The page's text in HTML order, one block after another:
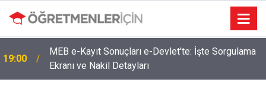
19:00
MEB e-Kayıt Sonuçları e-Devlet'te: İşte Sorgulama
Ekranı ve Nakil Detayları